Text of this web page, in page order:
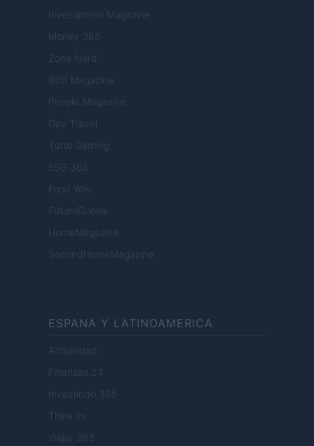
Investimenti Magazine
Money 365
Zona Nerd
B2B Magazine
People Magazine
Day Travel
Tutto Gaming
ESG 365
Food Wiki
FuturoDonna
HomeMagazine
SecondHomeMagazine
ESPANA Y LATINOAMERICA
Actualidad
Finanzas 24
Investindo 365
Think.es
Viajar 365